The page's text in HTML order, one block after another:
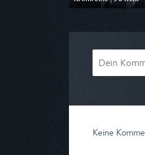
Ausgestrahlt von BR
Keine